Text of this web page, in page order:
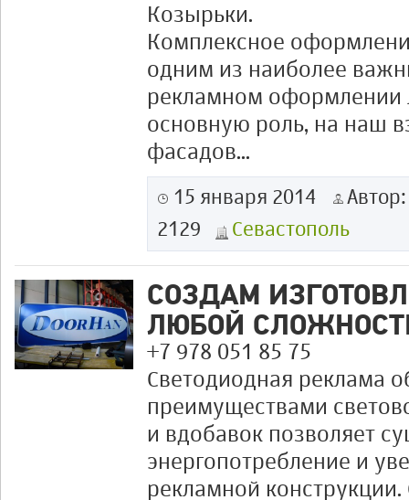
Козырьки.
Комплексное
одним из наиболее
рекламном оформлении
основную роль, на наш
фасадов...
15 января 2014
2129
Севастополь
СОЗДАМ
ЛЮБОЙ
+7 978 051 85 75
Светодиодная реклама
преимуществами
и вдобавок позволяет
энергопотребление и
рекламной